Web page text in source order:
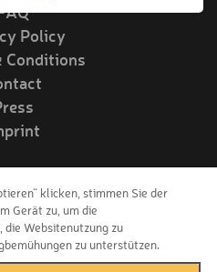
Policy
Conditions
us!
klicken, stimmen Sie der
Gerät zu, um die
die Websitenutzung zu
zu unterstützen.